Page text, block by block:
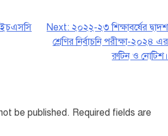
Next: ২০২২-২৩ শিক্ষাবর্ষের দ্বাদশ
শ্রেণির নির্বাচনি পরীক্ষা-২০২৪ এর
রুটিন ও নোটিশ।
be published. Required fields are